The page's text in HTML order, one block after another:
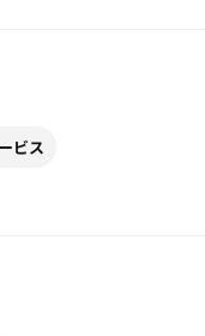
ビス